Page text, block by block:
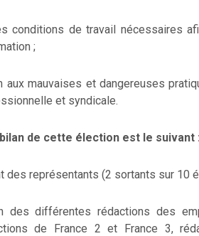
conditions de travail nécessaires
;
aux mauvaises et dangereuses
et syndicale.
de cette élection est le suivant :
des représentants (2 sortants sur 10
des différentes rédactions des
de France 2 et France 3,